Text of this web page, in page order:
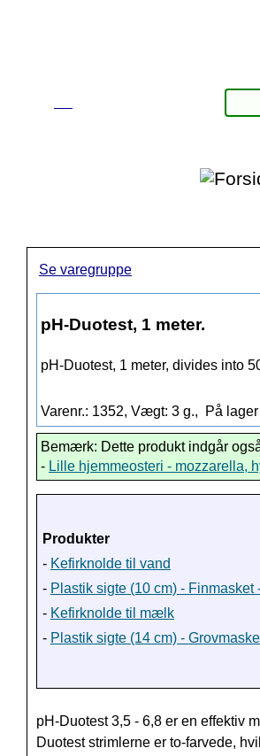
Se varegruppe
pH-Duotest, 1 meter.
pH-Duotest, 1 meter, divides into
Varenr.: 1352, Vægt: 3 g., På lager
Bemærk: Dette produkt indgår
- Lille hjemmeosteri - mozzarella,
Produkter
- Kefirknolde til vand
- Plastik sigte (10 cm) -
- Kefirknolde til mælk
- Plastik sigte (14 cm) -
pH-Duotest 3,5 - 6,8 er en effektiv
Duotest strimlerne er to-farvede,